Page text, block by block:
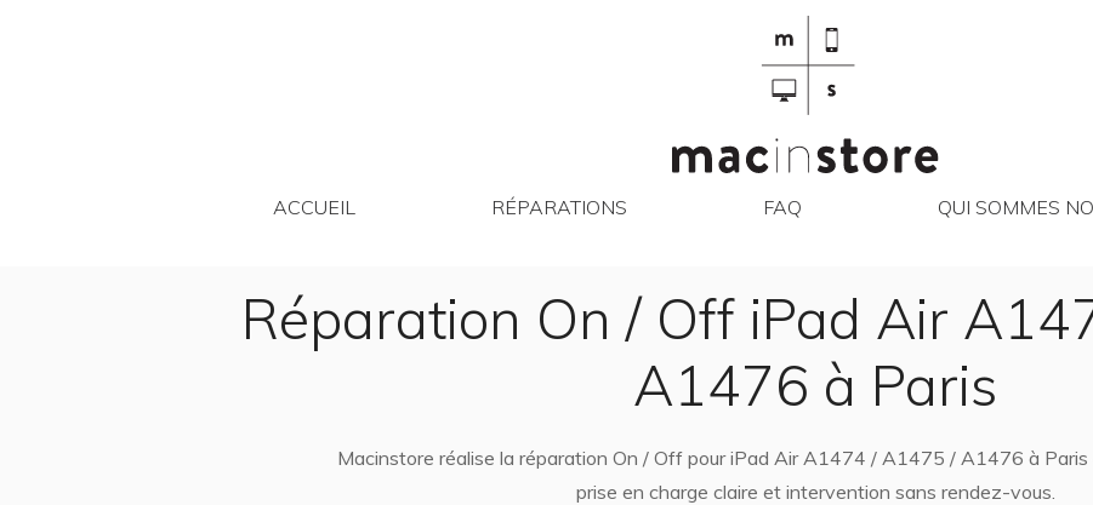
ACCUEIL RÉPARATIONS FAQ QUI SOMMES
Réparation On / Off iPad Air
A1476 à Paris
Macinstore réalise la réparation On / Off pour iPad Air A1474 / A1475 / A1476 à
prise en charge claire et intervention sans rendez-vous.